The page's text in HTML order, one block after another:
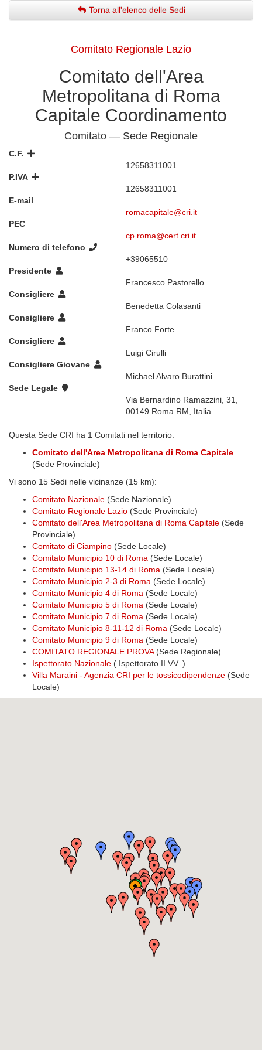
Torna all'elenco delle Sedi
Comitato Regionale Lazio
Comitato dell'Area
Metropolitana di Roma
Capitale Coordinamento
Comitato — Sede Regionale
C.F.
12658311001
P.IVA
12658311001
E-mail
romacapitale@cri.it
PEC
cp.roma@cert.cri.it
Numero di telefono
+39065510
Presidente
Francesco Pastorello
Consigliere
Benedetta Colasanti
Consigliere
Franco Forte
Consigliere
Luigi Cirulli
Consigliere Giovane
Michael Alvaro Burattini
Sede Legale
Via Bernardino Ramazzini, 31,
00149 Roma RM, Italia
Questa Sede CRI ha 1 Comitati nel territorio:
Comitato dell'Area Metropolitana di Roma Capitale
(Sede Provinciale)
Vi sono 15 Sedi nelle vicinanze (15 km):
Comitato Nazionale (Sede Nazionale)
Comitato Regionale Lazio (Sede Provinciale)
Comitato dell'Area Metropolitana di Roma Capitale (Sede
Provinciale)
Comitato di Ciampino (Sede Locale)
Comitato Municipio 10 di Roma (Sede Locale)
Comitato Municipio 13-14 di Roma (Sede Locale)
Comitato Municipio 2-3 di Roma (Sede Locale)
Comitato Municipio 4 di Roma (Sede Locale)
Comitato Municipio 5 di Roma (Sede Locale)
Comitato Municipio 7 di Roma (Sede Locale)
Comitato Municipio 8-11-12 di Roma (Sede Locale)
Comitato Municipio 9 di Roma (Sede Locale)
COMITATO REGIONALE PROVA(Sede Regionale)
Ispettorato Nazionale ( Ispettorato II.VV. )
Villa Maraini - Agenzia CRI per le tossicodipendenze (Sede
Locale)